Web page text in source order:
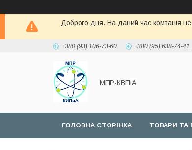
Доброго дня. На даний час компанія не
+380 (93) 106-73-60 +380 (95) 638-74-41
МПР-КВПіА
ГОЛОВНА СТОРІНКА ТОВАРИ ТА